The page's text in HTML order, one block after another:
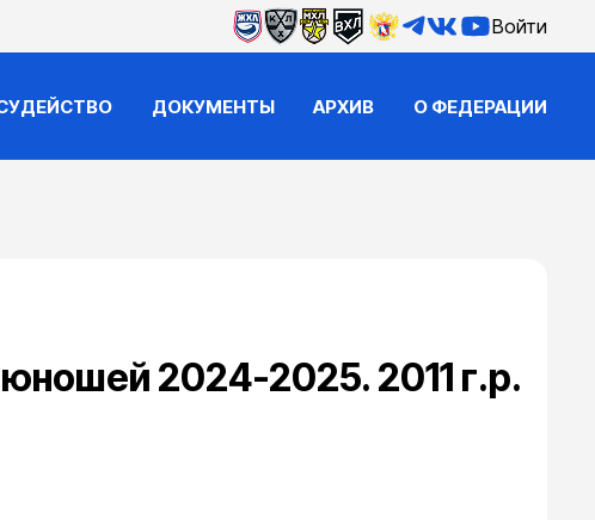
Войти
ДОКУМЕНТЫ АРХИВ О ФЕДЕРАЦИИ
2024-2025. 2011 г.р.